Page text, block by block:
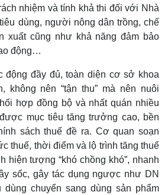
nhiệm và tính khả thi đối với Nhà
dùng, người nông dân trồng, chế
xuất cũng như khả năng đảm bảo
động…
động đầy đủ, toàn diện cơ sở khoa
không nên “tận thu” mà nên nuôi
hợp đồng bộ và nhất quán nhiều
mục tiêu tăng trưởng cao, bền
sách thuế đề ra. Cơ quan soạn
thuế, thời điểm và lộ trình tăng thuế
hiện tượng “khó chồng khó”, nhanh
sốc, gây tác dụng ngược như DN
dùng chuyển sang dùng sản phẩm